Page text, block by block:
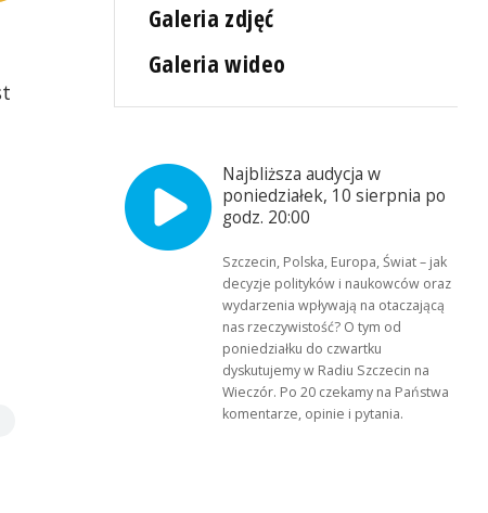
Galeria zdjęć
Galeria wideo
Najbliższa audycja w
poniedziałek, 10 sierpnia po
godz. 20:00
Szczecin, Polska, Europa, Świat – jak
decyzje polityków i naukowców oraz
wydarzenia wpływają na otaczającą
nas rzeczywistość? O tym od
poniedziałku do czwartku
dyskutujemy w Radiu Szczecin na
Wieczór. Po 20 czekamy na Państwa
komentarze, opinie i pytania.